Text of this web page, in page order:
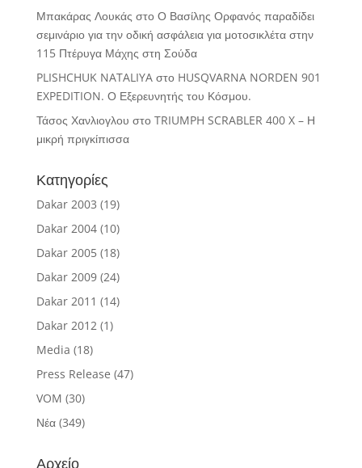
Μπακάρας Λουκάς στο Ο Βασίλης Ορφανός παραδίδει
σεμινάριο για την οδική ασφάλεια για μοτοσικλέτα στην
115 Πτέρυγα Μάχης στη Σούδα
PLISHCHUK NATALIYAστο HUSQVARNA NORDEN 901
EXPEDITION. Ο Εξερευνητής του Κόσμου.
Τάσος Χανλιογλου στο TRIUMPH SCRABLER 400 X – Η
μικρή πριγκίπισσα
Κατηγορίες
Dakar 2003 (19)
Dakar 2004(10)
Dakar 2005(18)
Dakar 2009(24)
Dakar 2011 (14)
Dakar 2012(1)
Media (18)
Press Release (47)
VOM (30)
Νέα(349)
Αρχείο